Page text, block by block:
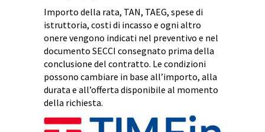
Importo della rata, TAN, TAEG, spese di
istruttoria, costi di incasso e ogni altro
onere vengono indicati nel preventivo e nel
documento SECCI consegnato prima della
conclusione del contratto. Le condizioni
possono cambiare in base all’importo, alla
durata e all’offerta disponibile al momento
della richiesta.